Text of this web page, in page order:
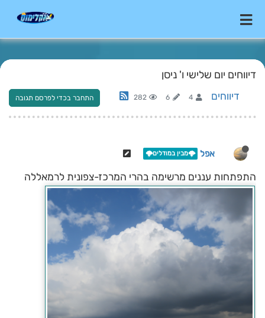
דיווחים יום שלישי ו' ניסן
דיווחים 4
6
282 התחבר בכדי לפרסם תגובה
אפל 🌩️מבין במודלים🌩️
התפתחות עננים מרשימה בהרי המרכז-צפונית לרמאללה